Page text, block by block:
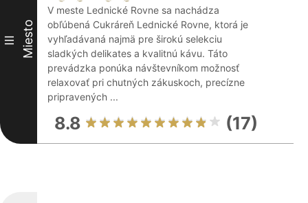
III Miesto
V meste Lednické Rovne sa nachádza
obľúbená Cukráreň Lednické Rovne, ktorá je
vyhľadávaná najmä pre širokú selekciu
sladkých delikates a kvalitnú kávu. Táto
prevádzka ponúka návštevníkom možnosť
relaxovať pri chutných zákuskoch, precízne
pripravených ...
8.8 (17)